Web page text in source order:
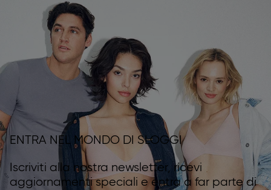
ENTRA NEL MONDO DI SLOGGI
Iscriviti alla nostra newsletter, ricevi
aggiornamenti speciali e entra a far parte di